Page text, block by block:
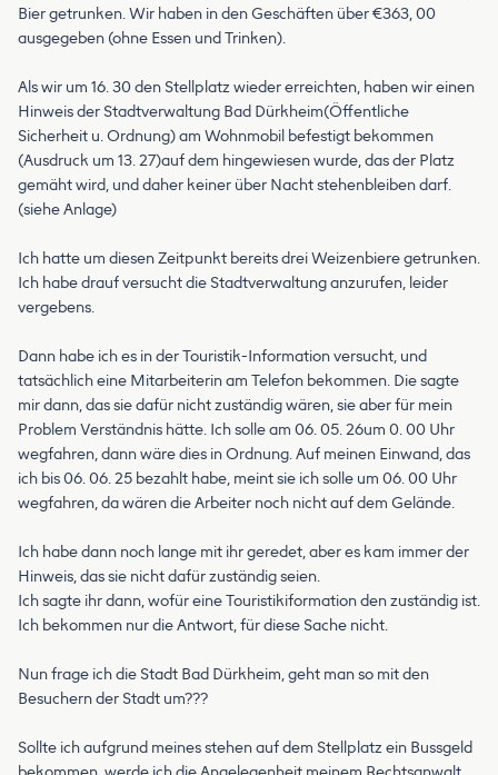
Bier getrunken. Wir haben in den Geschäften über €363, 00
ausgegeben (ohne Essen und Trinken).
Als wir um 16. 30 den Stellplatz wieder erreichten, haben wir einen
Hinweis der Stadtverwaltung Bad Dürkheim(Öffentliche
Sicherheit u. Ordnung) am Wohnmobil befestigt bekommen
(Ausdruck um 13. 27)auf dem hingewiesen wurde, das der Platz
gemäht wird, und daher keiner über Nacht stehenbleiben darf.
(siehe Anlage)
Ich hatte um diesen Zeitpunkt bereits drei Weizenbiere getrunken.
Ich habe drauf versucht die Stadtverwaltung anzurufen, leider
vergebens.
Dann habe ich es in der Touristik-Information versucht, und
tatsächlich eine Mitarbeiterin am Telefon bekommen. Die sagte
mir dann, das sie dafür nicht zuständig wären, sie aber für mein
Problem Verständnis hätte. Ich solle am 06. 05. 26um 0. 00 Uhr
wegfahren, dann wäre dies in Ordnung. Auf meinen Einwand, das
ich bis 06. 06. 25 bezahlt habe, meint sie ich solle um 06. 00 Uhr
wegfahren, da wären die Arbeiter noch nicht auf dem Gelände.
Ich habe dann noch lange mit ihr geredet, aber es kam immer der
Hinweis, das sie nicht dafür zuständig seien.
Ich sagte ihr dann, wofür eine Touristikiformation den zuständig ist.
Ich bekommen nur die Antwort, für diese Sache nicht.
Nun frage ich die Stadt Bad Dürkheim, geht man so mit den
Besuchern der Stadt um???
Sollte ich aufgrund meines stehen auf dem Stellplatz ein Bussgeld